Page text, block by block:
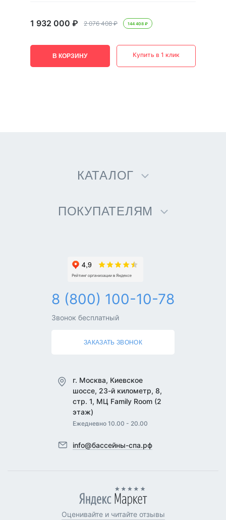
1 932 000 ₽ 2 076 408 ₽ 144 408 ₽
В КОРЗИНУ Купить в 1 клик
КАТАЛОГ
ПОКУПАТЕЛЯМ
8 (800) 100-10-78
Звонок бесплатный
ЗАКАЗАТЬ ЗВОНОК
г. Москва, Киевское
шоссе, 23-й километр, 8,
стр. 1, МЦ Family Room (2
этаж)
Ежедневно 10.00 - 20.00
info@бассейны-спа.рф
Оценивайте и читайте отзывы